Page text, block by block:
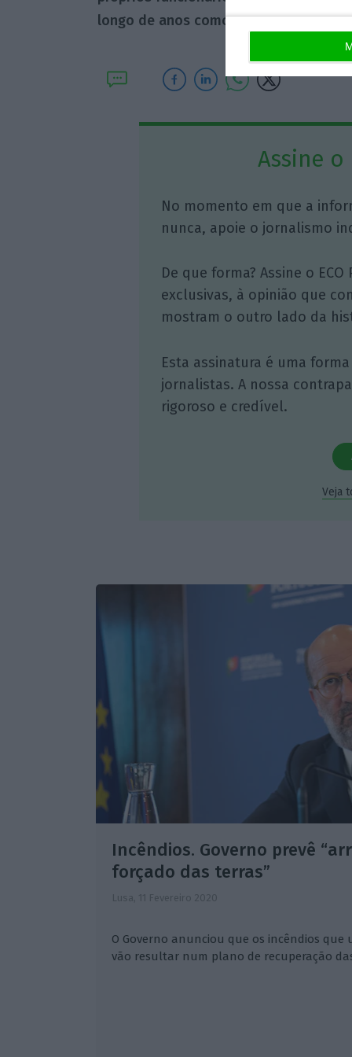
longo de anos como remuneração em
Assine o
No momento em que a
nunca, apoie o jornalismo
De que forma? Assine o
exclusivas, à opinião que
mostram o outro lado da
Esta assinatura é uma
jornalistas. A nossa
rigoroso e credível.
Veja
Incêndios. Governo prevê
forçado das terras”
Lusa, 11 Fevereiro 2020
O Governo anunciou que os incêndios que
vão resultar num plano de recuperação